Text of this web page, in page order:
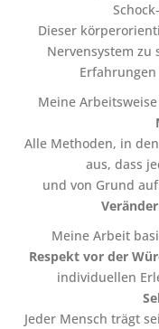
Dieser
Nervensystem
Meine
Alle Methoden, in
aus, dass
und von Grund
Meine Arbeit
Respekt vor der
individuellen
Jeder Mensch trägt